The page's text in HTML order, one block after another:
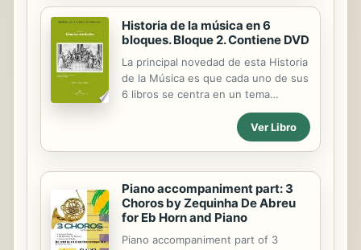
de R.E.M. y el Nobel Gabriel García
Márquez? ¿Y entre "A Hard Rain's A-
Gonna Fall" de Bob Dylan y la crisis
de los misiles de Cuba en 1962 o
entre el tema "Lover, Lover, Lover"
de Leonard Cohen y la guerra del
considerarse casi un diario
generacional que atraviesa los
grandes cambios de todo tipo
acontecidos en los...
Historia de la música en 6
bloques. Bloque 2. Contiene DVD
La principal novedad de esta Historia
de la Música es que cada uno de sus
6 libros se centra en un tema
concreto. De este modo, al
individualizar cada tema, se puede
tener una visión comparada a través
pierde cuando se tratan todos los
temas a la vez en una misma época.
Cada libro o bloque se divide en 9
épocas. Este segundo bloque,
Géneros musicales, estudia los
Ver Libro
Piano accompaniment part: 3
Choros by Zequinha De Abreu
for Eb Horn and Piano
Piano accompaniment part of 3